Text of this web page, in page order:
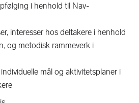
i henhold til Nav-
interesser hos deltakere i henhold
og metodisk rammeverk i
mål og aktivitetsplaner i